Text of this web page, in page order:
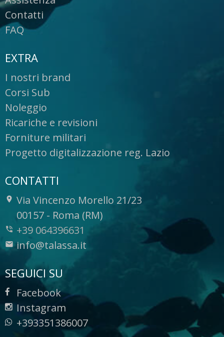
Contatti
FAQ
EXTRA
I nostri brand
Corsi Sub
Noleggio
Ricariche e revisioni
Forniture militari
Progetto digitalizzazione reg. Lazio
CONTATTI
Via Vincenzo Morello 21/23
-
00157 - Roma (RM)
+39 064396631
info@talassa.it
SEGUICI SU
Facebook
Instagram
+393351386007